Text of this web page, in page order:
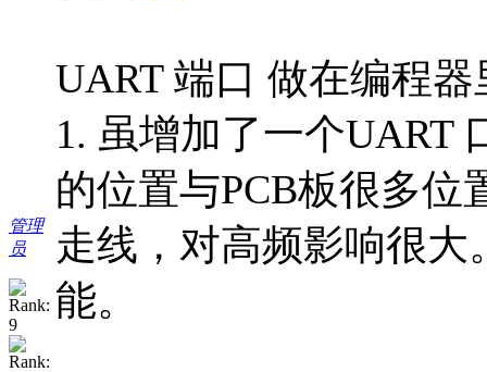
管理
员
UART 端口 做在编程
1. 虽增加了一个UART
的位置与PCB板很多
走线，对高频影响很
能。